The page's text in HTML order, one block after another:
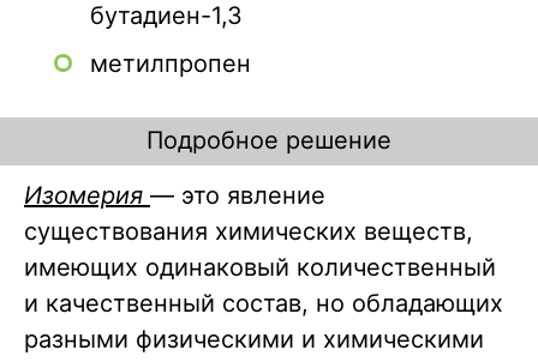
бутадиен-1,3
метилпропен
Подробное решение
Изомерия — это явление
существования химических веществ,
имеющих одинаковый количественный
и качественный состав, но обладающих
разными физическими и химическими